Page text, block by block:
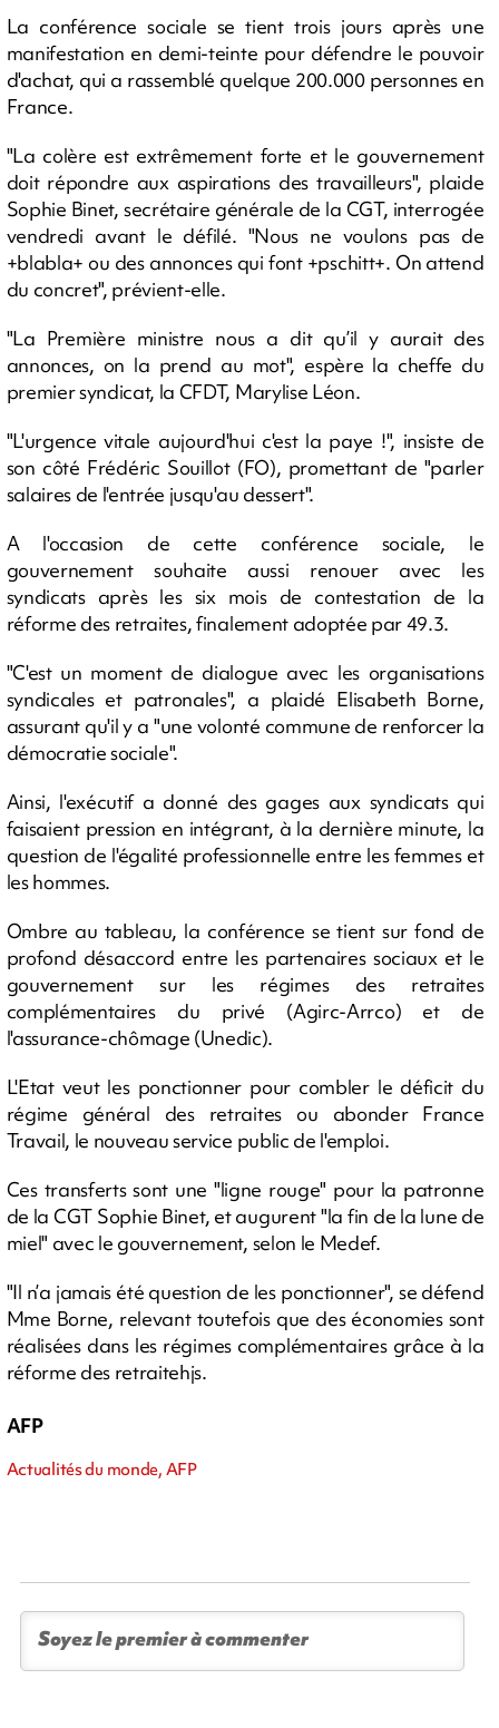
La conférence sociale se tient trois jours après une
manifestation en demi-teinte pour défendre le pouvoir
d'achat, qui a rassemblé quelque 200.000 personnes en
France.
"La colère est extrêmement forte et le gouvernement
doit répondre aux aspirations des travailleurs", plaide
Sophie Binet, secrétaire générale de la CGT, interrogée
vendredi avant le défilé. "Nous ne voulons pas de
+blabla+ ou des annonces qui font +pschitt+. On attend
du concret", prévient-elle.
"La Première ministre nous a dit qu’il y aurait des
annonces, on la prend au mot", espère la cheffe du
premier syndicat, la CFDT, Marylise Léon.
"L'urgence vitale aujourd'hui c'est la paye !", insiste de
son côté Frédéric Souillot (FO), promettant de "parler
salaires de l'entrée jusqu'au dessert".
A l'occasion de cette conférence sociale, le
gouvernement souhaite aussi renouer avec les
syndicats après les six mois de contestation de la
réforme des retraites, finalement adoptée par 49.3.
"C'est un moment de dialogue avec les organisations
syndicales et patronales", a plaidé Elisabeth Borne,
assurant qu'il y a "une volonté commune de renforcer la
démocratie sociale".
Ainsi, l'exécutif a donné des gages aux syndicats qui
faisaient pression en intégrant, à la dernière minute, la
question de l'égalité professionnelle entre les femmes et
les hommes.
Ombre au tableau, la conférence se tient sur fond de
profond désaccord entre les partenaires sociaux et le
gouvernement sur les régimes des retraites
complémentaires du privé (Agirc-Arrco) et de
l'assurance-chômage (Unedic).
L'Etat veut les ponctionner pour combler le déficit du
régime général des retraites ou abonder France
Travail, le nouveau service public de l'emploi.
Ces transferts sont une "ligne rouge" pour la patronne
de la CGT Sophie Binet, et augurent "la fin de la lune de
miel" avec le gouvernement, selon le Medef.
"Il n’a jamais été question de les ponctionner", se défend
Mme Borne, relevant toutefois que des économies sont
réalisées dans les régimes complémentaires grâce à la
réforme des retraitehjs.
AFP
Actualités du monde, AFP